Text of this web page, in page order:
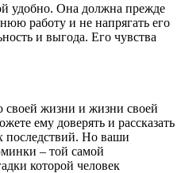
удобно. Она должна прежде
работу и не напрягать его
и выгода. Его чувства
жизни и жизни своей
ему доверять и рассказать
последствий. Но ваши
– той самой
которой человек